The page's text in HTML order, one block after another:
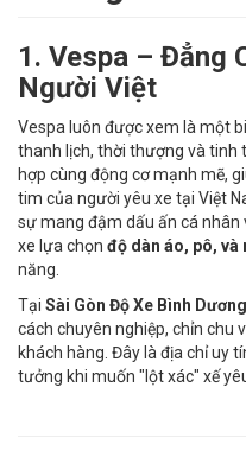
1. Vespa – Đẳng
Người Việt
Vespa luôn được xem là một
thanh lịch, thời thượng và tinh
hợp cùng động cơ mạnh mẽ,
tim của người yêu xe tại Việt
sự mang đậm dấu ấn cá nhân
xe lựa chọn độ dàn áo, pô, và
năng.
Tại Sài Gòn Độ Xe Bình Dương
cách chuyên nghiệp, chỉn chu
khách hàng. Đây là địa chỉ uy
tưởng khi muốn "lột xác" xế